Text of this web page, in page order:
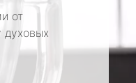
от
духовых